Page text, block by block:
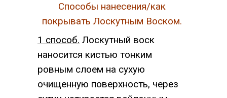
Способы нанесения/как
покрывать Лоскутным Воском.
1 способ. Лоскутный воск
наносится кистью тонким
ровным слоем на сухую
очищенную поверхность, через